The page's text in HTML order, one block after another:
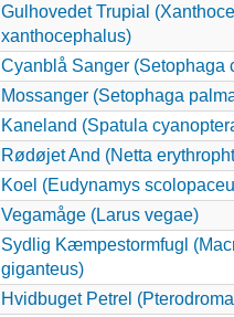
Gulhovedet Trupial
xanthocephalus)
Cyanblå Sanger (Setophaga
Mossanger (Setophaga
Kaneland (Spatula
Rødøjet And (Netta
Koel (Eudynamys
Vegamåge (Larus vegae)
Sydlig Kæmpestormfugl
giganteus)
Hvidbuget Petrel